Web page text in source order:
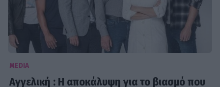
MEDIA
Αγγελική : Η αποκάλυψη για το βιασμό που